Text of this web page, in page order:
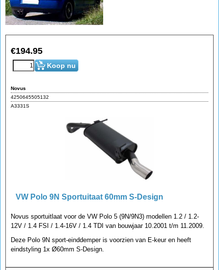
€194.95
Koop nu
Novus
4250645505132
A3331S
VW Polo 9N Sportuitaat 60mm S-Design
Novus sportuitlaat voor de VW Polo 5 (9N/9N3) modellen 1.2 / 1.2-
12V / 1.4 FSI / 1.4-16V / 1.4 TDI van bouwjaar 10.2001 t/m 11.2009.
Deze Polo 9N sport-einddemper is voorzien van E-keur en heeft
eindstyling 1x Ø60mm S-Design.